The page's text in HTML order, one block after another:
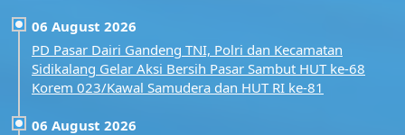
06 August 2026
PD Pasar Dairi Gandeng TNI, Polri dan Kecamatan
Sidikalang Gelar Aksi Bersih Pasar Sambut HUT ke-68
Korem 023/Kawal Samudera dan HUT RI ke-81
06 August 2026